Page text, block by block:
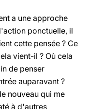
a une approche
ponctuelle, il
cette pensée ? Ce
vient-il ? Où cela
de penser
auparavant ?
nouveau qui me
à d'autres